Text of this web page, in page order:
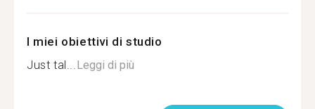
I miei obiettivi di studio
Just tal... Leggi di più